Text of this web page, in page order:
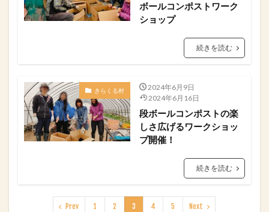
ボールコンポストワーク
ショップ
続きを読む
きらくる村
2024年6月9日
2024年6月16日
段ボールコンポストの楽
しさ広げるワークショッ
プ開催！
続きを読む
Prev 1 2 3 4 5 Next